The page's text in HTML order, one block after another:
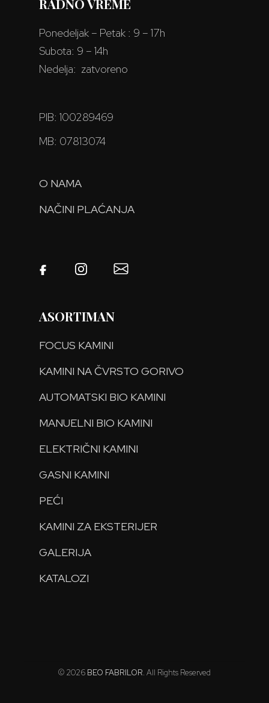
RADNO VREME
Ponedeljak – Petak : 9 – 17h
Subota: 9 – 14h
Nedelja: zatvoreno
PIB: 100289469
MB: 07813074
O NAMA
NAČINI PLAĆANJA
ASORTIMAN
FOCUS KAMINI
KAMINI NA ČVRSTO GORIVO
AUTOMATSKI BIO KAMINI
MANUELNI BIO KAMINI
ELEKTRIČNI KAMINI
GASNI KAMINI
PEĆI
KAMINI ZA EKSTERIJER
GALERIJA
KATALOZI
© 2026 BEO FABRILOR. All Rights Reserved